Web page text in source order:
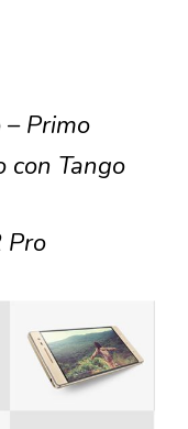
Primo
Tango
Pro